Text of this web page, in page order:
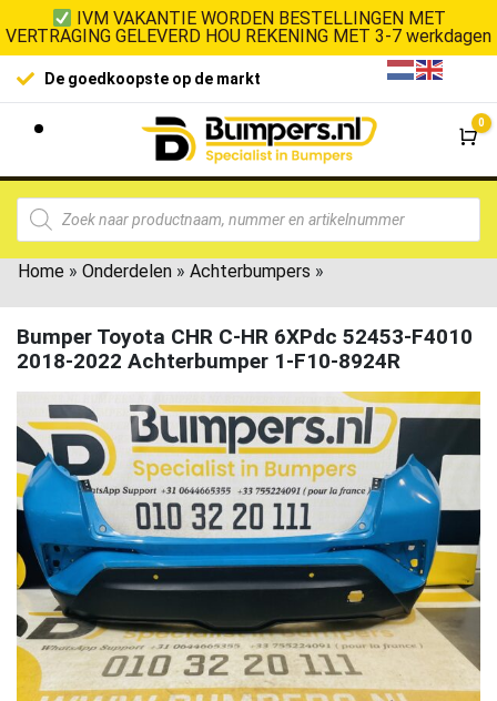
IVM VAKANTIE WORDEN BESTELLINGEN MET
VERTRAGING GELEVERD HOU REKENING MET 3-7 werkdagen
De goedkoopste op de markt
0
Home » Onderdelen » Achterbumpers »
Bumper Toyota CHR C-HR 6XPdc 52453-F4010
2018-2022 Achterbumper 1-F10-8924R